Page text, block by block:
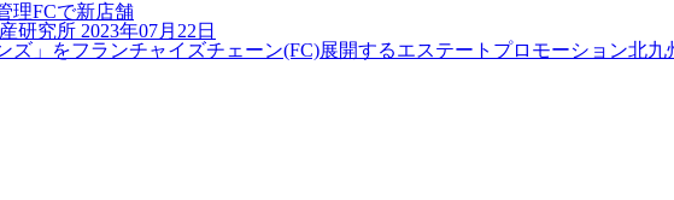
理FCで新店舗
研究所 2023年07月22日
」をフランチャイズチェーン(FC)展開するエステートプロモーション北九